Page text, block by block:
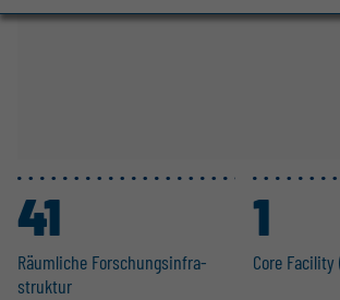
Räumliche Forschungs­in­fra­
struktur
41
Core Facility
1